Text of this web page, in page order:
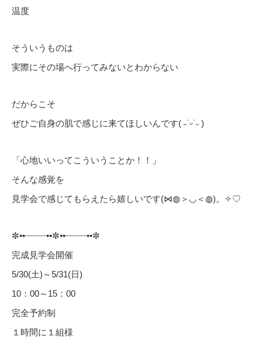
温度
そういうものは
実際にその場へ行ってみないとわからない
だからこそ
ぜひご自身の肌で感じに来てほしいんです( ˶˙ᵕ˙˶ )
「心地いいってこういうことか！！」
そんな感覚を
見学会で感じてもらえたら嬉しいです(⋈◍＞◡＜◍)。✧♡
✼••┈┈┈┈••✼••┈┈┈┈••✼
完成見学会開催
5/30(土)～5/31(日)
10：00～15：00
完全予約制
１時間に１組様